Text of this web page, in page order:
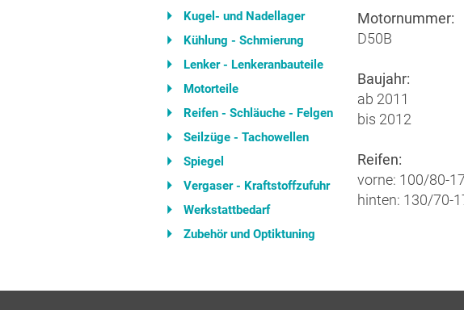
Kugel- und Nadellager
Kühlung - Schmierung
Lenker - Lenkeranbauteile
Motorteile
Reifen - Schläuche - Felgen
Seilzüge - Tachowellen
Spiegel
Vergaser - Kraftstoffzufuhr
Werkstattbedarf
Zubehör und Optiktuning
Motornummer:
D50B
Baujahr:
ab 2011
bis 2012
Reifen:
vorne: 100/80-17
hinten: 130/70-